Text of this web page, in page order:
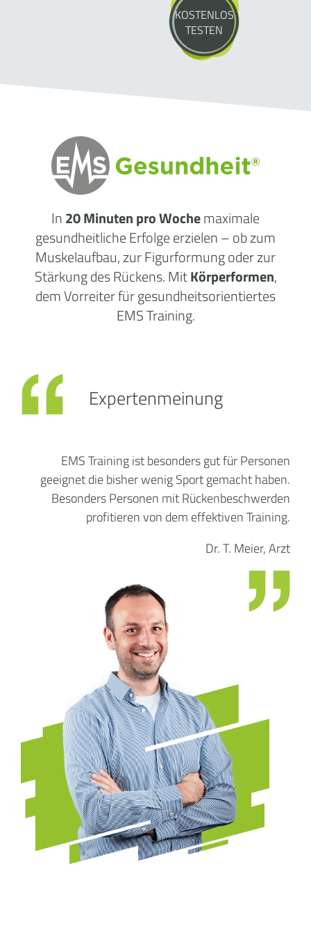
KOSTENLOS
TESTEN
In20 Minuten pro Wochemaximale
gesundheitliche Erfolge erzielen – ob zum
Muskelaufbau, zur Figurformung oder zur
Stärkung des Rückens. MitKörperformen,
dem Vorreiter für gesundheitsorientiertes
EMS Training.
EMS Training ist besonders gut für Personen
geeignet die bisher wenig Sport gemacht haben.
Besonders Personen mit Rückenbeschwerden
profitieren von dem effektiven Training.
Dr. T. Meier, Arzt
Expertenmeinung